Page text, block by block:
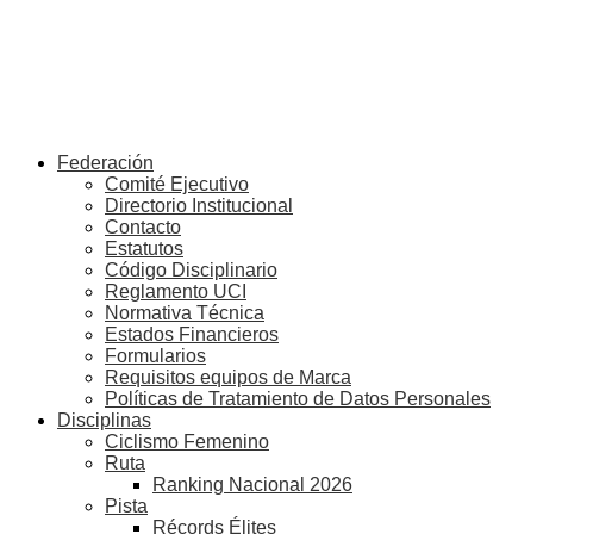
Federación
Comité Ejecutivo
Directorio Institucional
Contacto
Estatutos
Código Disciplinario
Reglamento UCI
Normativa Técnica
Estados Financieros
Formularios
Requisitos equipos de Marca
Políticas de Tratamiento de Datos Personales
Disciplinas
Ciclismo Femenino
Ruta
Ranking Nacional 2026
Pista
Récords Élites